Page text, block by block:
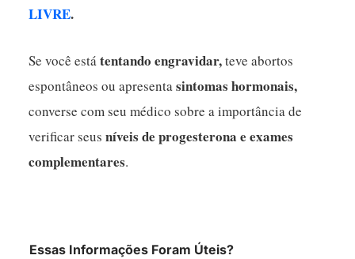
LIVRE.
Se você estátentando engravidar,teve abortos
espontâneos ou apresentasintomas hormonais,
converse com seu médico sobre a importância de
verificar seusníveis de progesterona e exames
complementares.
Essas Informações Foram Úteis?